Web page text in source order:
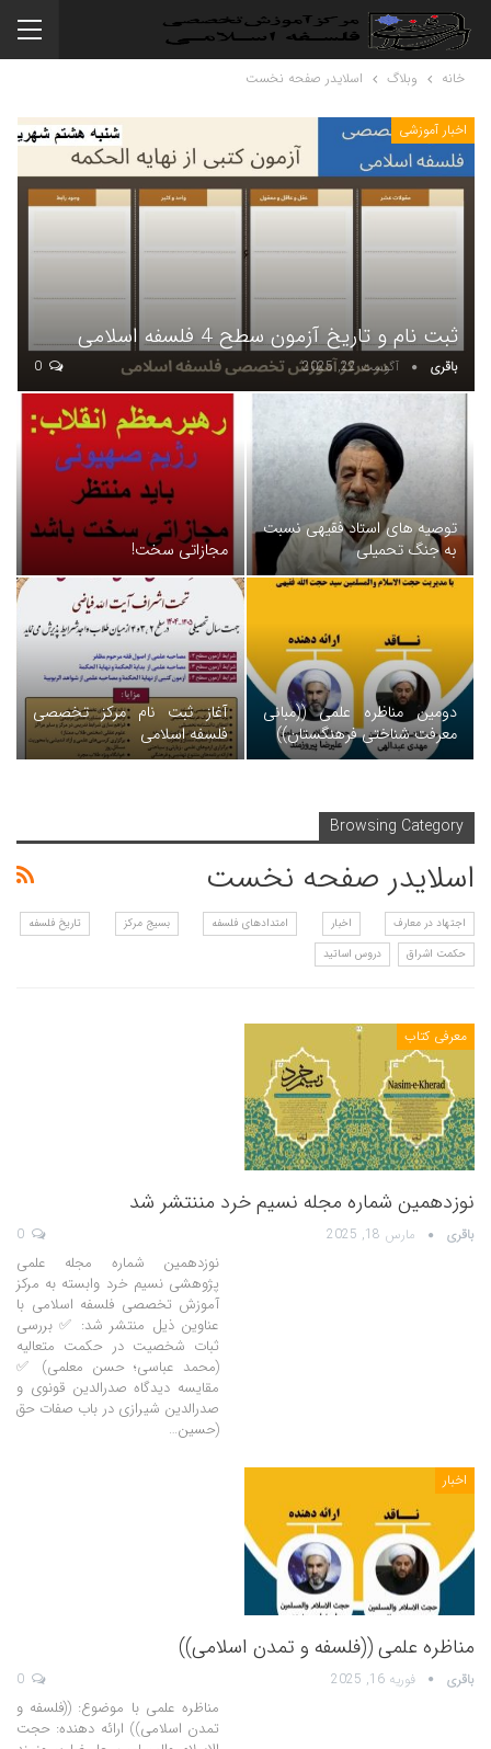
خانه وبلاگ اسلایدر صفحه نخست
اخبار آموزشی
ثبت نام و تاریخ آزمون سطح 4 فلسفه اسلامی
باقری آگوست 22, 2025
توصیه های استاد فقیهی نسبت
به جنگ تحمیلی
مجازاتی سخت!
دومین مناظره علمی ((مبانی
معرفت شناختی فرهنگستان))
آغاز ثبت نام مرکز تخصصی
فلسفه اسلامی
Browsing Category
اسلایدر صفحه نخست
اجتهاد در معارف اخبار امتدادهای فلسفه بسیج مرکز
تاریخ فلسفه
حکمت اشراق
دروس اساتید
معرفی کتاب
نوزدهمین شماره مجله نسیم خرد مننتشر شد
باقری مارس 18, 2025
نوزدهمین شماره مجله علمی
پژوهشی نسیم خرد وابسته به مرکز
آموزش تخصصی فلسفه اسلامی با
عناوین ذیل منتشر شد: ✅ بررسی
ثبات شخصیت در حکمت متعالیه
(محمد عباسی؛ حسن معلمی) ✅
مقایسه دیدگاه صدرالدین قونوی و
صدرالدین شیرازی در باب صفات حق
(حسین…
اخبار
مناظره علمی ((فلسفه و تمدن اسلامی))
باقری فوریه 16, 2025
مناظره علمی با موضوع: ((فلسفه و
تمدن اسلامی)) ارائه دهنده: حجت